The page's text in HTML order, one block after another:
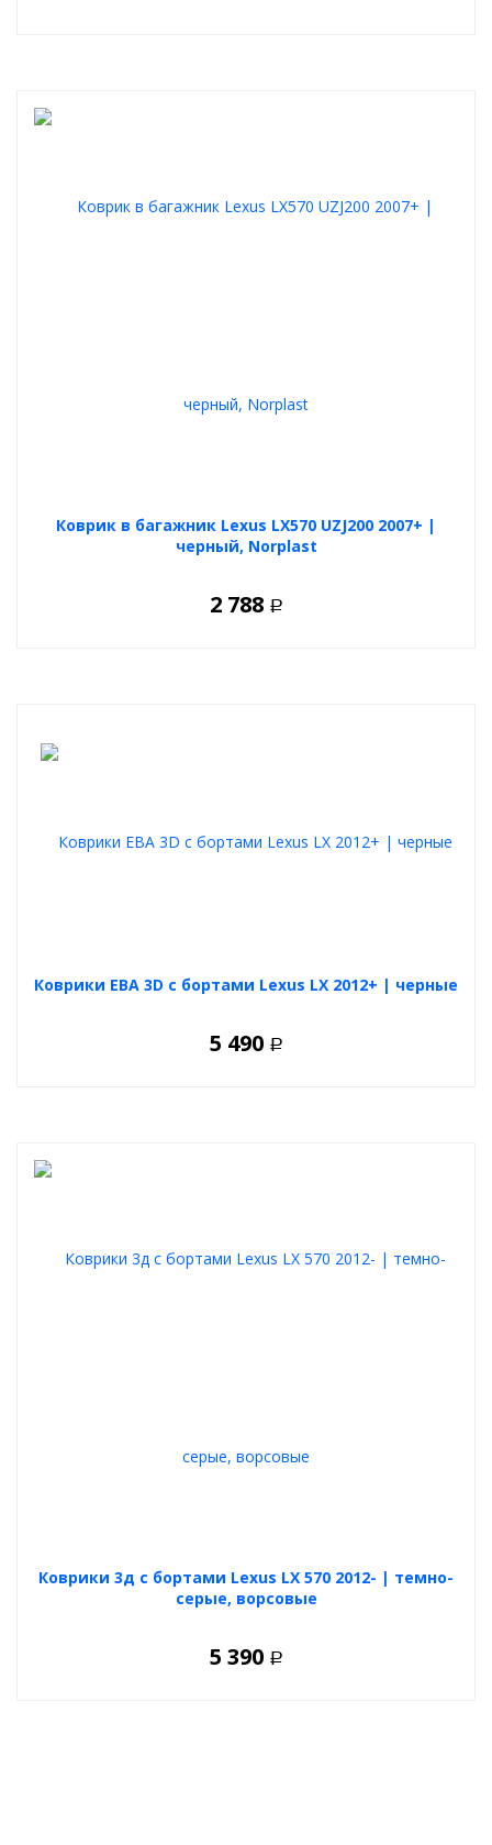
Коврик в багажник Lexus LX570 UZJ200 2007+ |
черный, Norplast
2 788 Р
Коврики ЕВА 3D с бортами Lexus LX 2012+ | черные
5 490 Р
Коврики 3д с бортами Lexus LX 570 2012- | темно-
серые, ворсовые
5 390 Р